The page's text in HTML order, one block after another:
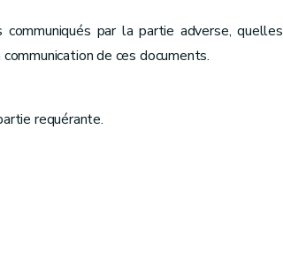
par la partie adverse, quelles
de ces documents.
requérante.